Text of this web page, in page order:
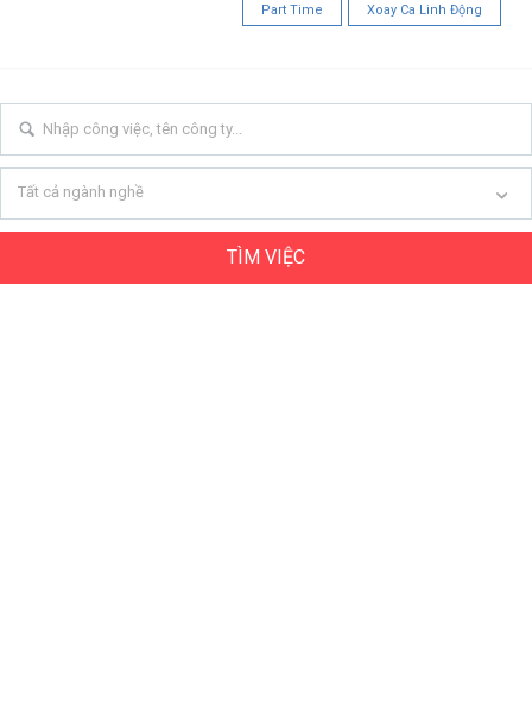
Part Time Xoay Ca Linh Động
Tất cả ngành nghề